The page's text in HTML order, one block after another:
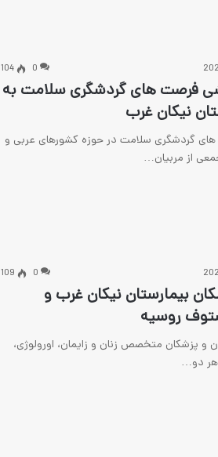
0
104
فرصت های گردشگری سلامت به
نیکان غرب
های گردشگری سلامت در حوزه کشورهای عربی و
از مربیان…
0
109
بیمارستان نیکان غرب و
روسیه
و پزشکان متخصص زنان و زایمان، اورولوژی،
هر دو…